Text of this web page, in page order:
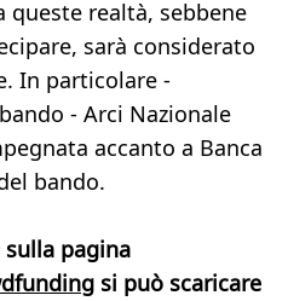
queste realtà, sebbene
sarà considerato
In particolare -
- Arci Nazionale
accanto a Banca
bando.
sulla pagina
si può scaricare